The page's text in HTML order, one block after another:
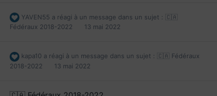
YAVEN55 a réagi à un message dans un sujet :
🇨🇦
Fédéraux 2018-2022
13 mai 2022
kapa10 a réagi à un message dans un sujet :
🇨🇦 Fédéraux
2018-2022
13 mai 2022